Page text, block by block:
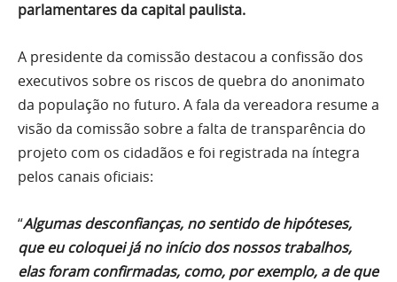
parlamentares da capital paulista.
A presidente da comissão destacou a confissão dos
executivos sobre os riscos de quebra do anonimato
da população no futuro. A fala da vereadora resume a
visão da comissão sobre a falta de transparência do
projeto com os cidadãos e foi registrada na íntegra
pelos canais oficiais:
“Algumas desconfianças, no sentido de hipóteses,
que eu coloquei já no início dos nossos trabalhos,
elas foram confirmadas, como, por exemplo, a de que